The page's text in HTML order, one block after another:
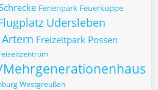
Ferienpark Feuerkuppe
Udersleben
Freizeitpark Possen
Westgreußen